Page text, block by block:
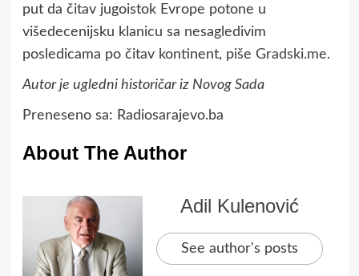
put da čitav jugoistok Evrope potone u
višedecenijsku klanicu sa nesagledivim
posledicama po čitav kontinent, piše Gradski.me.
Autor je ugledni historičar iz Novog Sada
Preneseno sa: Radiosarajevo.ba
About The Author
Adil Kulenović
See author's posts